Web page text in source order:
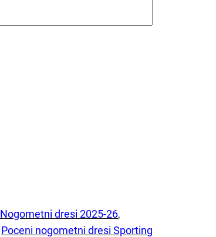
Nogometni dresi 2025-26
Poceni nogometni dresi Sporting